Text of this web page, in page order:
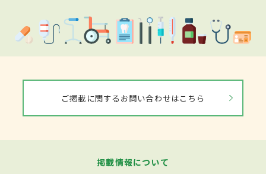
ご掲載に関するお問い合わせはこちら
掲載情報について